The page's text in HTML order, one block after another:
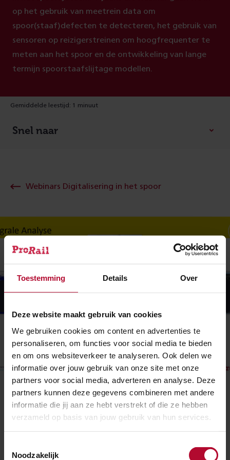
Toestemming Details Over
Deze website maakt gebruik van cookies
We gebruiken cookies om content en advertenties te
personaliseren, om functies voor social media te bieden
en om ons websiteverkeer te analyseren. Ook delen we
informatie over jouw gebruik van onze site met onze
partners voor social media, adverteren en analyse. Deze
partners kunnen deze gegevens combineren met andere
informatie die jij aan ze hebt verstrekt of die ze hebben
verzameld op basis van jouw gebruik van hun services.
Noodzakelijk
op het gebruik van meetrein data om
spoor(staaf)defecten te detecteren, het gebruik van
sensoren op reizigerstreinen om hoogfrequenter te
meten aan het spoor en de ontwikkeling van lange
termijn spoorstaafslijtage modellen.
Gemiddelde leestijd: 1 minuut
Snel naar
Webinars Digitalisering in het spoor
Webinar #1: Spoormonitoring
Geef toestemming voor voorkeuren om deze
Ben je tevreden over de informatie op